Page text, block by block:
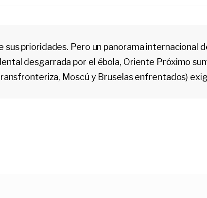
sus prioridades. Pero un panorama internacional
desgarrada por el ébola, Oriente Próximo
Moscú y Bruselas enfrentados)